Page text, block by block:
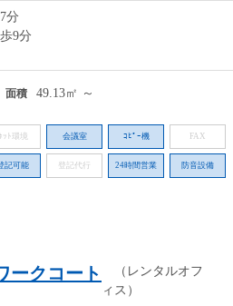
分
9分
面積 49.13㎡ ～
ﾈｯﾄ環境 会議室 ｺﾋﾟｰ機 FAX
記可能 登記代行 24時間営業 防音設備
ークコート
（レンタルオフ
ィス）